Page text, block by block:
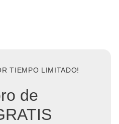
TIEMPO LIMITADO!
de